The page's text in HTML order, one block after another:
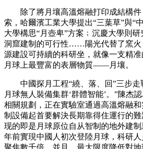
除了將月壤高溫熔融打印成結構件
索，哈爾濱工業大學提出“三葉草”與“
大學構思“月壺卑”方案﹔沉慶大學則
洞窟建制的可行性……陽光代替了窯火
源建設可持續的科研坐，就像一支精
月球上最豐富的表層物質——月壤。
中國探月工程“繞、落、回”三步走
月球無人裝備集群‘群體智能’。”陳杰
相關規劃，正在實驗室通過高溫熔融
制設備起首要解決長期靠得住運行的
现的即是月球原位自从智制的地外建
年前實現中國人初次登陸月球，科研